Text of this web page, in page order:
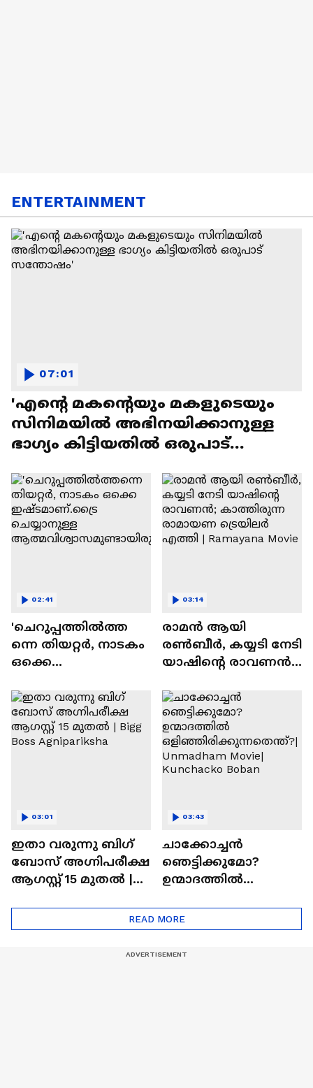
ENTERTAINMENT
'എന്റെ മകന്റെയും മകളുടെയും
സിനിമയിൽ അഭിനയിക്കാനുള്ള
ഭാഗ്യം കിട്ടിയതിൽ ഒരുപാട്
07:01
'ചെറുപ്പത്തിൽത്ത
ന്നെ തിയറ്റർ, നാടകം
ഒക്കെ
ചെയ്യാനുള്ള
ആത്മവിശ്വാസമുണ്ടാ
യിരുന്നില്ല'
02:41
രാമന്‍ ആയി
രൺബീർ, കയ്യടി നേടി
യാഷിന്റെ രാവണൻ;
രാമായണ ട്രെയിലർ
എത്തി | Ramayana
Movie
03:14
ഇതാ വരുന്നു ബിഗ്
ബോസ് അഗ്നിപരീക്ഷ
ആഗസ്റ്റ് 15 മുതൽ |
03:01
ചാക്കോച്ചന്‍
ഞെട്ടിക്കുമോ?
ഉന്മാദത്തിൽ
ന്ത്?| Unmadham
Movie| Kunchacko
03:43
READ MORE